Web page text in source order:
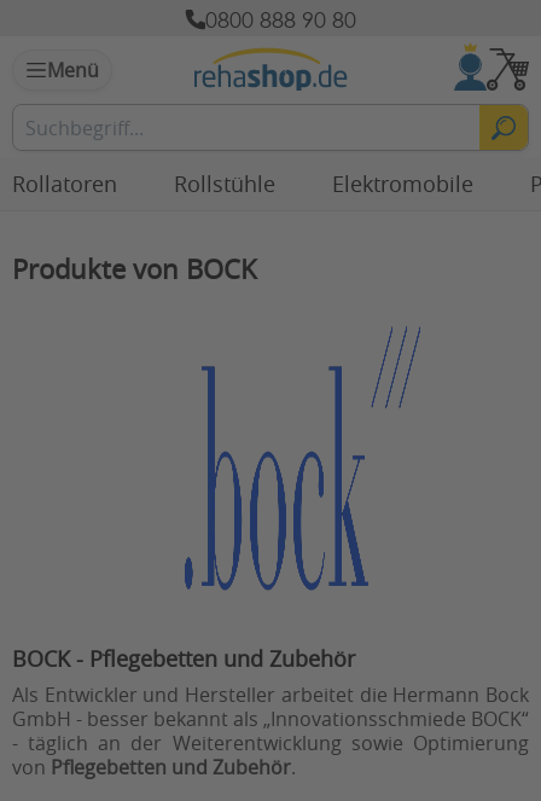
0800 888 90 80
Menü
Rollatoren Rollstühle Elektromobile
Produkte von BOCK
BOCK - Pflegebetten und Zubehör
Als Entwickler und Hersteller arbeitet die Hermann Bock
GmbH - besser bekannt als „Innovationsschmiede BOCK“
- täglich an der Weiterentwicklung sowie Optimierung
von Pflegebetten und Zubehör.